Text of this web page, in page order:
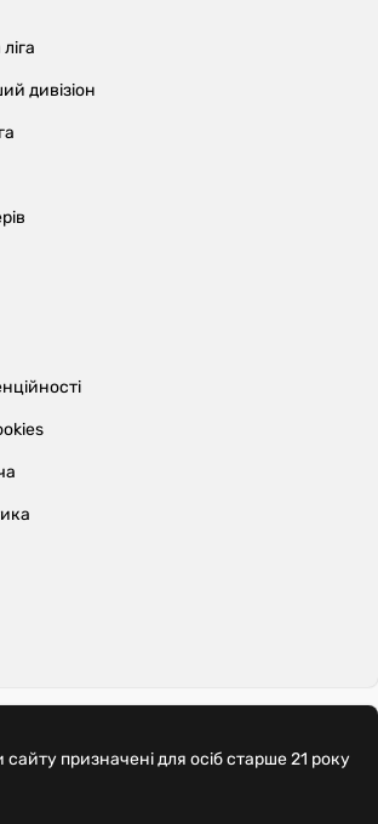
дивізіон
сайту призначені для осіб старше 21 року